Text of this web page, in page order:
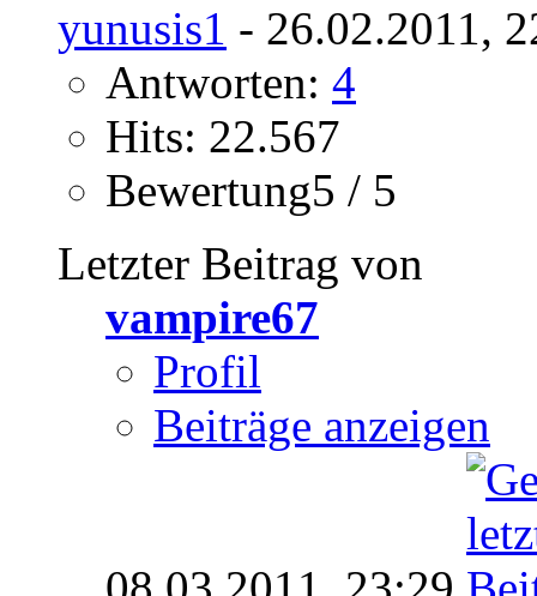
yunusis1 - 26.02.2011,
Antworten: 4
Hits: 22.567
Bewertung5 / 5
Letzter Beitrag von
vampire67
Profil
Beiträge anzeigen